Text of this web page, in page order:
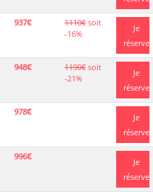
937€ 1110€ soit
-16%
Je
réserve
948€ 1190€ soit
-21%
Je
réserve
978€
Je
réserve
996€
Je
réserve